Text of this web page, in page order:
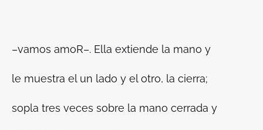
–vamos amoR–. Ella extiende la mano y
le muestra el un lado y el otro, la cierra;
sopla tres veces sobre la mano cerrada y